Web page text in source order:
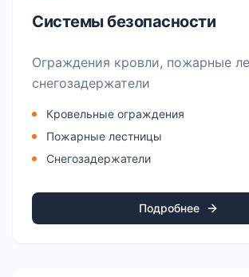
Системы безопасности
Ограждения кровли, пожарные
снегозадержатели
Кровельные ограждения
Пожарные лестницы
Снегозадержатели
Подробнее